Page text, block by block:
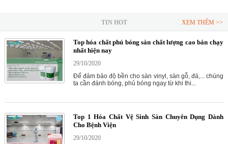
TIN HOT XEM THÊM >>
Top hóa chất phủ bóng sàn chất lượng cao bán chạy
nhất hiện nay
29/10/2020
Để đảm bảo độ bền cho sàn vinyl, sàn gỗ, đá,... chúng
ta cần đánh bóng, phủ bóng ngay từ khi thi...
Top 1 Hóa Chất Vệ Sinh Sàn Chuyên Dụng Dành
Cho Bệnh Viện
29/10/2020